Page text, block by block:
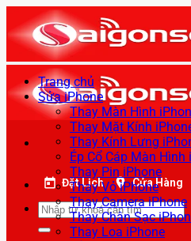
qua
nội
dung
Đặt Lịch Cửa Hàng
Tìm
kiếm:
Trang chủ
Sửa iPhone
Thay Màn Hình
Thay Mặt Kính
Thay Kính Lưng
Ép Cổ Cáp Màn Hình
Thay Pin iPhone
Thay Vỏ iPhone
Thay Camera iPhone
Thay Chân Sạc
Thay Loa iPhone